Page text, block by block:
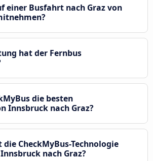
einer Busfahrt nach Graz von
hat der Fernbus
die besten
Innsbruck nach Graz?
CheckMyBus-Technologie
nach Graz?